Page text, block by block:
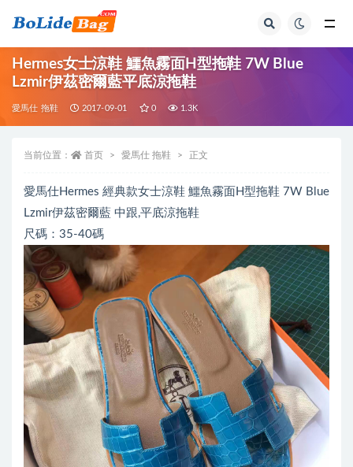
Hermes女士涼鞋 鱷魚霧面H型拖鞋 7W Blue
Lzmir伊茲密爾藍平底涼拖鞋
愛馬仕 拖鞋 2017-09-01 0 1.3K
当前位置： 首页 愛馬仕 拖鞋 正文
愛馬仕Hermes 經典款女士涼鞋 鱷魚霧面H型拖鞋 7W Blue
Lzmir伊茲密爾藍 中跟,平底涼拖鞋
尺碼：35-40碼